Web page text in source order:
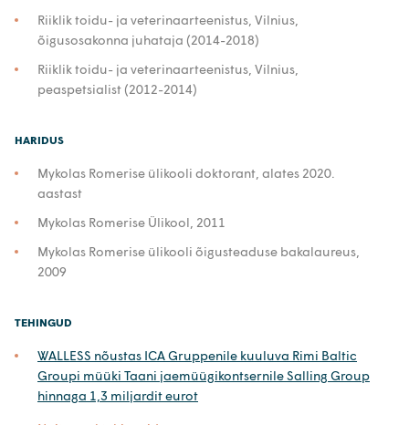
Riiklik toidu- ja veterinaarteenistus, Vilnius,
õigusosakonna juhataja (2014-2018)
Riiklik toidu- ja veterinaarteenistus, Vilnius,
peaspetsialist (2012-2014)
HARIDUS
Mykolas Romerise ülikooli doktorant, alates 2020.
aastast
Mykolas Romerise Ülikool, 2011
Mykolas Romerise ülikooli õigusteaduse bakalaureus,
2009
TEHINGUD
WALLESS nõustas ICA Gruppenile kuuluva Rimi Baltic
Groupi müüki Taani jaemüügikontsernile Salling Group
hinnaga 1,3 miljardit eurot